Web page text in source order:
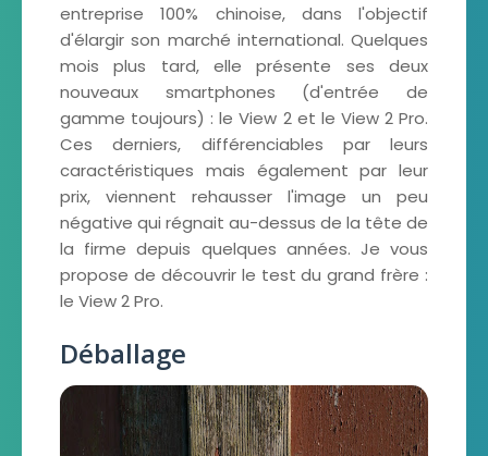
entreprise 100% chinoise, dans l'objectif
d'élargir son marché international. Quelques
mois plus tard, elle présente ses deux
nouveaux smartphones (d'entrée de
gamme toujours) : le View 2 et le View 2 Pro.
Ces derniers, différenciables par leurs
caractéristiques mais également par leur
prix, viennent rehausser l'image un peu
négative qui régnait au-dessus de la tête de
la firme depuis quelques années. Je vous
propose de découvrir le test du grand frère :
le View 2 Pro.
Déballage